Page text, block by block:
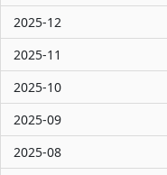
2025-12
2025-11
2025-10
2025-09
2025-08